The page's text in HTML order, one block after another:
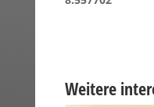
Weitere